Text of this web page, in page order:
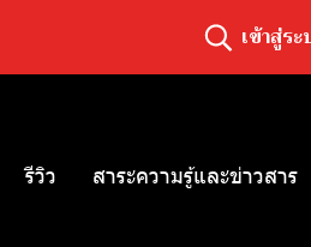
เข้าสู่ร
รีวิว สาระความรู้และข่าวสาร